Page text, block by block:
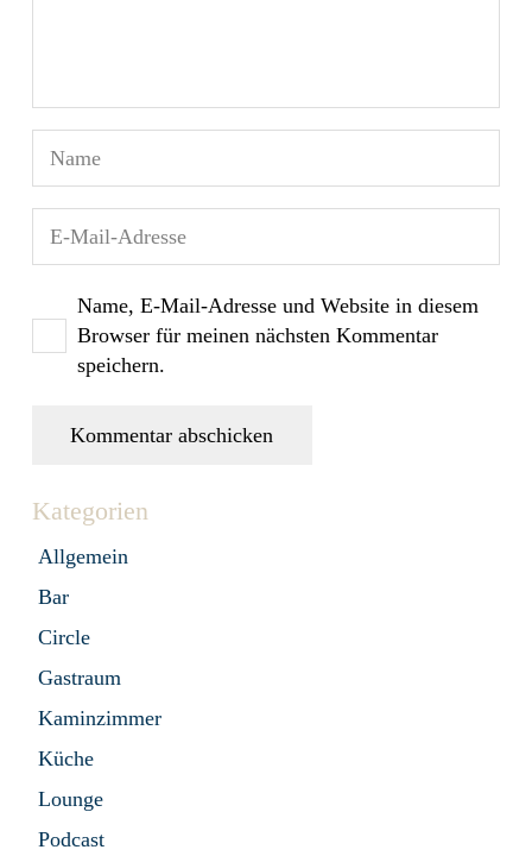
Name, E-Mail-Adresse und Website in diesem
Browser für meinen nächsten Kommentar
speichern.
Kommentar abschicken
Kategorien
Allgemein
Bar
Circle
Gastraum
Kaminzimmer
Küche
Lounge
Podcast